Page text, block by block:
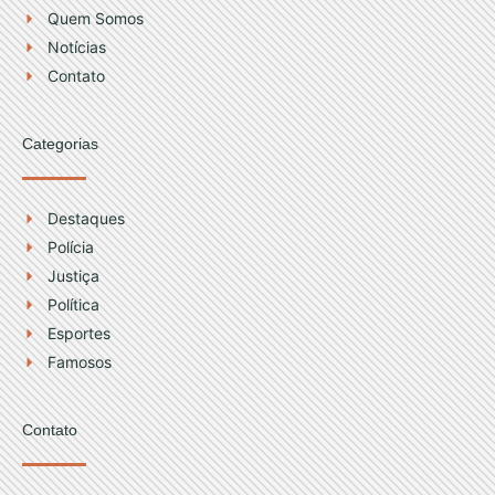
r
a
m
e
Quem Somos
Notícias
Contato
Categorias
Destaques
Polícia
Justiça
Política
Esportes
Famosos
Contato